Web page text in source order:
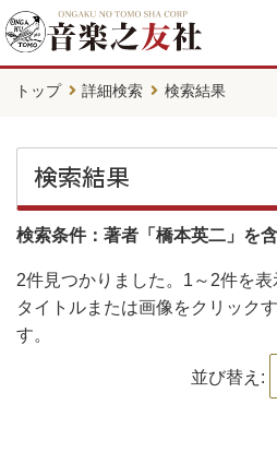
トップ 詳細検索 検索結果
検索結果
検索条件：著者「橋本英二」を
2件見つかりました。 1～2件を表
タイトルまたは画像をクリック
す。
並び替え: